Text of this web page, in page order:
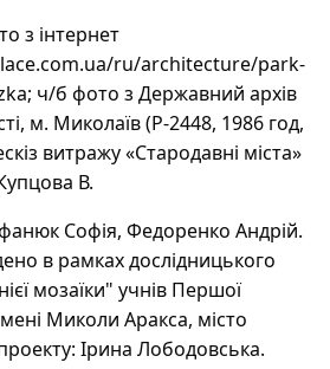
з інтернет
ru/architecture/park-
ч/б фото з Державний архів
м. Миколаїв (Р-2448, 1986 год,
витражу «Стародавні міста»
В.
Софія, Федоренко Андрій.
в рамках дослідницького
мозаїки" учнів Першої
імені Миколи Аракса, місто
Ірина Лободовська.